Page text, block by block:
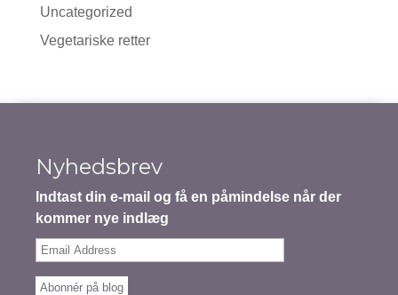
Uncategorized
Vegetariske retter
Nyhedsbrev
Indtast din e-mail og få en påmindelse når der
kommer nye indlæg
Email
Abonnér på blog